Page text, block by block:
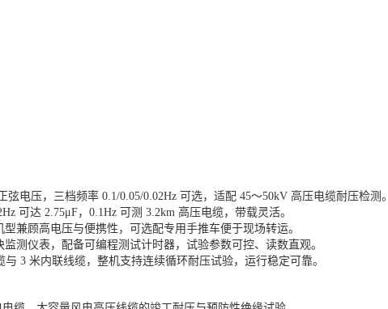
弦电压，三档频率 0.1/0.05/0.02Hz 可选，适配 45～50kV 高压电缆耐压检测。
可达 2.75μF，0.1Hz 可测 3.2km 高压电缆，带载灵活。
兼顾高电压与便携性，可选配专用手推车便于现场转运。
测仪表，配备可编程测试计时器，试验参数可控、读数直观。
3 米内联线缆，整机支持连续循环耐压试验，运行稳定可靠。